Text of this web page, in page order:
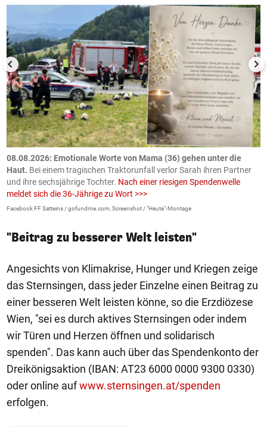
08.08.2026: Emotionale Worte von Mama (36) gehen unter die
Haut. Bei einem tragischen Traktorunfall verlor Sarah ihren Partner
und ihre sechsjährige Tochter. Nach einer riesigen Spendenwelle
meldet sich die 36-Jährige zu Wort >>>
Facebook FF Satteins / gofundme.com, Screenshot / "Heute"-Montage
"Beitrag zu besserer Welt leisten"
Angesichts von Klimakrise, Hunger und Kriegen zeige
das Sternsingen, dass jeder Einzelne einen Beitrag zu
einer besseren Welt leisten könne, so die Erzdiözese
Wien, "sei es durch aktives Sternsingen oder indem
wir Türen und Herzen öffnen und solidarisch
spenden". Das kann auch über das Spendenkonto der
Dreikönigsaktion (IBAN: AT23 6000 0000 9300 0330)
oder online aufwww.sternsingen.at/spenden
erfolgen.